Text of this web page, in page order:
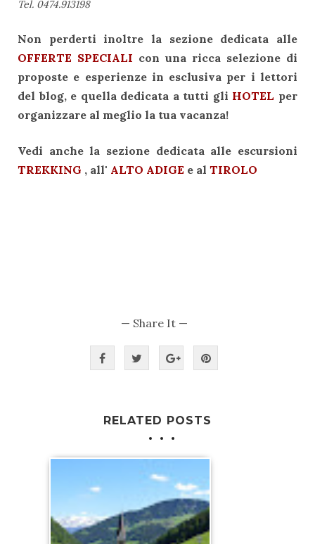
Tel. 0474.913198
Non perderti inoltre la sezione dedicata alle
OFFERTE SPECIALI con una ricca selezione di
proposte e esperienze in esclusiva per i lettori
del blog, e quella dedicata a tutti gli HOTEL per
organizzare al meglio la tua vacanza!
Vedi anche la sezione dedicata alle escursioni
TREKKING , all' ALTO ADIGE e al TIROLO
— Share It —
RELATED POSTS